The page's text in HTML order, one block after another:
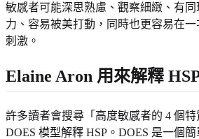
敏感者可能深思熟慮、觀察細緻、有
力、容易被美打動，同時也更容易在
刺激。
Elaine Aron 用來解釋
許多讀者會搜尋「高度敏感者的 4 個特
DOES 模型解釋 HSP。DOES 是一個